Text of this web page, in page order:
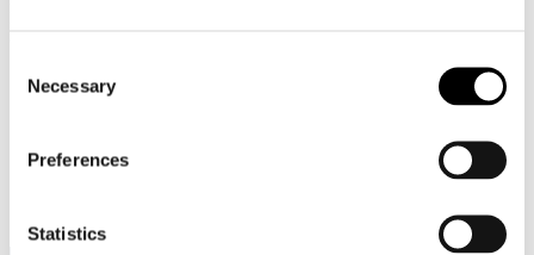
Selection
Necessary
Preferences
Statistics